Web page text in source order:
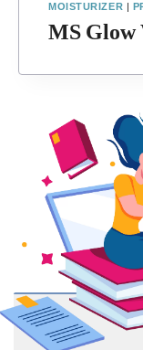
MOISTURIZER
MS Glow